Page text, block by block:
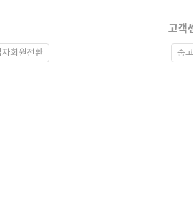
자회원전환
고객
중